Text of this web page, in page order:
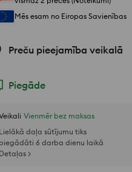
Mēs esam no Eiropas Savienības
Preču pieejamība veikalā
Piegāde
Vienmēr bez maksas
Lielākā daļa sūtījumu tiks
piegādāti 6 darba dienu laikā
Detaļas >